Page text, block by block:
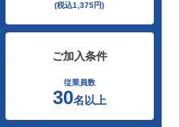
(税込1,375円)
ご加入条件
従業員数
30名以上